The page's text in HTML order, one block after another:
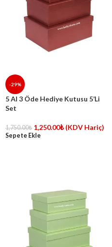
-29%
5 Al 3 Öde Hediye Kutusu 5’Li
Set
1,750.00₺ 1,250.00₺ (KDV Hariç)
Sepete Ekle